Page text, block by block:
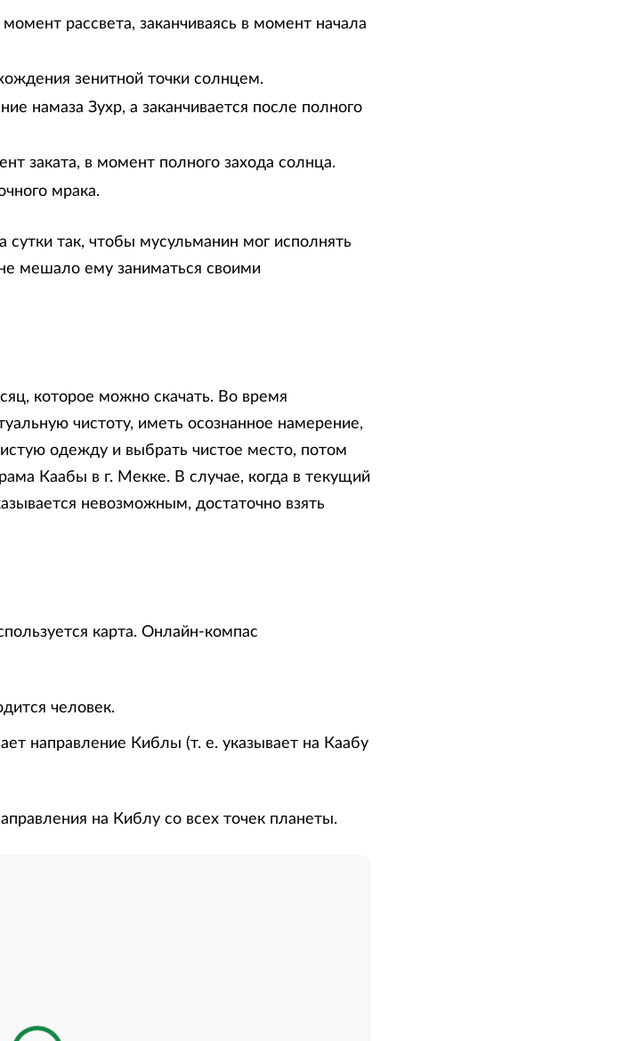
рассвета, заканчиваясь в момент начала
зенитной точки солнцем.
намаза Зухр, а заканчивается после полного
заката, в момент полного захода солнца.
мрака.
сутки так, чтобы мусульманин мог исполнять
мешало ему заниматься своими
которое можно скачать. Во время
чистоту, иметь осознанное намерение,
одежду и выбрать чистое место, потом
Каабы в г. Мекке. В случае, когда в текущий
невозможным, достаточно взять
карта. Онлайн-компас
человек.
направление Киблы (т. е. указывает на Каабу
на Киблу со всех точек планеты.